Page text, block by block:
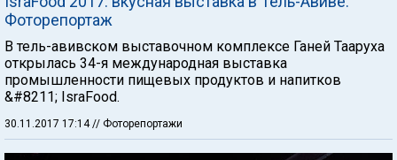
Фоторепортаж
В тель-авивском выставочном комплексе Ганей Тааруха
открылась 34-я международная выставка
промышленности пищевых продуктов и напитков
&#8211; IsraFood.
30.11.2017 17:14// Фоторепортажи